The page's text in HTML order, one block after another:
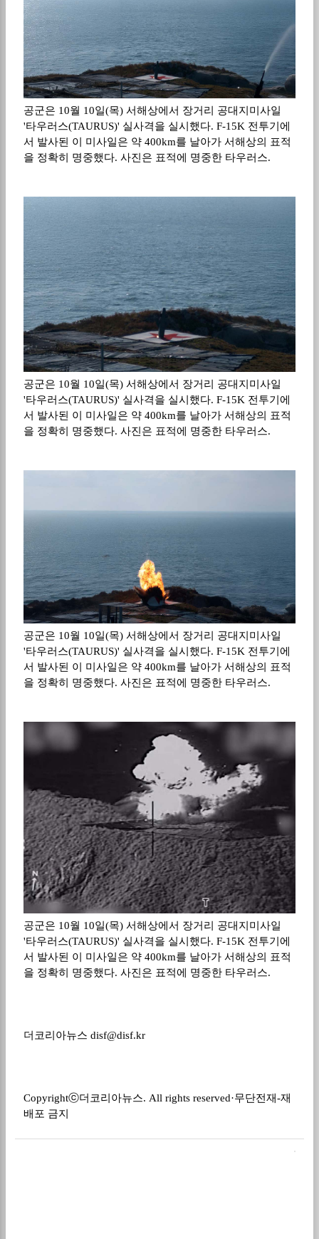
공군은 10월 10일(목) 서해상에서 장거리 공대지미사일
'타우러스(TAURUS)' 실사격을 실시했다. F-15K 전투기에
서 발사된 이 미사일은 약 400km를 날아가 서해상의 표적
을 정확히 명중했다. 사진은 표적에 명중한 타우러스.
공군은 10월 10일(목) 서해상에서 장거리 공대지미사일
'타우러스(TAURUS)' 실사격을 실시했다. F-15K 전투기에
서 발사된 이 미사일은 약 400km를 날아가 서해상의 표적
을 정확히 명중했다. 사진은 표적에 명중한 타우러스.
공군은 10월 10일(목) 서해상에서 장거리 공대지미사일
'타우러스(TAURUS)' 실사격을 실시했다. F-15K 전투기에
서 발사된 이 미사일은 약 400km를 날아가 서해상의 표적
을 정확히 명중했다. 사진은 표적에 명중한 타우러스.
공군은 10월 10일(목) 서해상에서 장거리 공대지미사일
'타우러스(TAURUS)' 실사격을 실시했다. F-15K 전투기에
서 발사된 이 미사일은 약 400km를 날아가 서해상의 표적
을 정확히 명중했다. 사진은 표적에 명중한 타우러스.
더코리아뉴스 disf@disf.kr
Copyrightⓒ더코리아뉴스. All rights reserved·무단전재-재
배포 금지